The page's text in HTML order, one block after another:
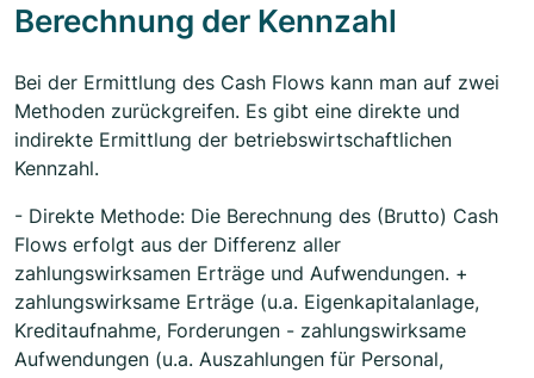
Berechnung der Kennzahl
Bei der Ermittlung des Cash Flows kann man auf zwei
Methoden zurückgreifen. Es gibt eine direkte und
indirekte Ermittlung der betriebswirtschaftlichen
Kennzahl.
- Direkte Methode: Die Berechnung des (Brutto) Cash
Flows erfolgt aus der Differenz aller
zahlungswirksamen Erträge und Aufwendungen. +
zahlungswirksame Erträge (u.a. Eigenkapitalanlage,
Kreditaufnahme, Forderungen - zahlungswirksame
Aufwendungen (u.a. Auszahlungen für Personal,